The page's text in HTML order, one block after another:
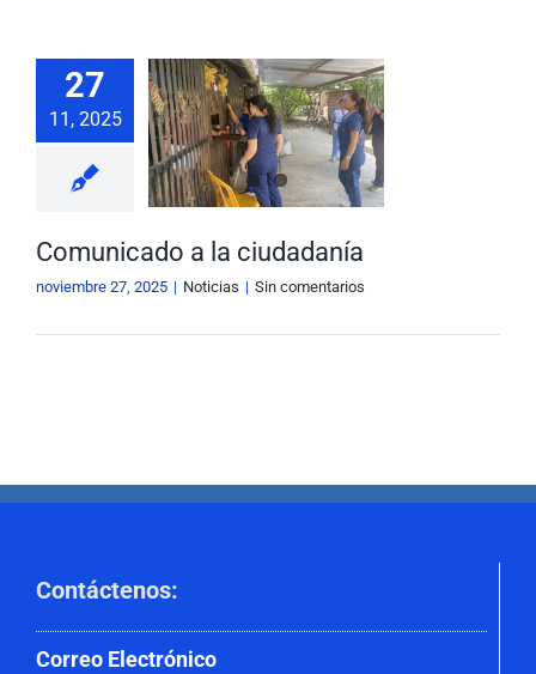
Rendición de Cuentas
Buscar:
Ayudas para Navegar
27
11, 2025
a la
Comunicado a la ciudadanía
noviembre 27, 2025 | Noticias | Sin comentarios
Contáctenos:
Correo Electrónico